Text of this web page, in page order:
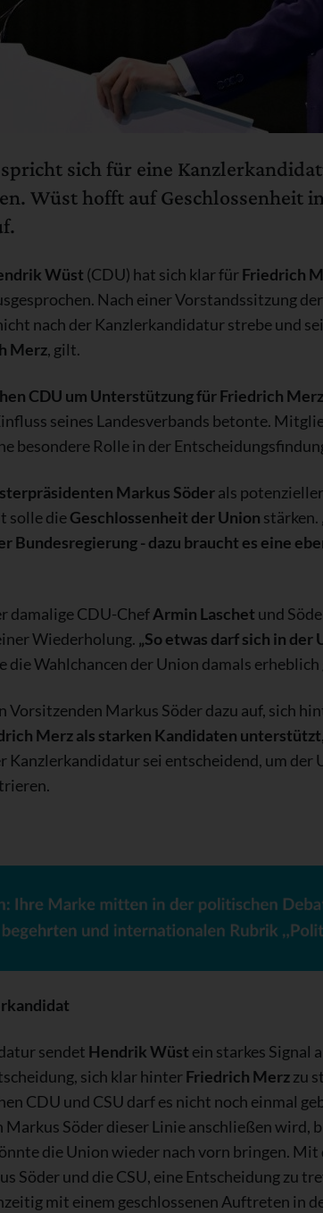
sich für eine
Wüst hofft auf Geschlossenheit
Wüst (CDU) hat sich klar fürFriedrich
Nach einer Vorstandssitzung
nach der Kanzlerkandidatur strebe und
Merz, gilt.
CDU um Unterstützung für Friedrich
seines Landesverbands betonte.
besondere Rolle in der
Markus Söderals
solle dieGeschlossenheit der Union stärken.
Bundesregierung - dazu braucht es eine
damalige CDU-ChefArmin Laschet und
Wiederholung. „So etwas darf sich in der
Wahlchancen der Union damals erheblich
Vorsitzenden Markus Söder dazu auf, sich
Merz als starken Kandidaten
Kanzlerkandidatur sei entscheidend, um der
sendet Hendrik Wüst ein starkes Signal
sich klar hinterFriedrich Merzzu
CDU und CSU darf es nicht noch einmal
Markus Söder dieser Linie anschließen wird,
die Union wieder nach vorn bringen.
Söder und die CSU, eine Entscheidung zu
mit einem geschlossenen Auftreten in